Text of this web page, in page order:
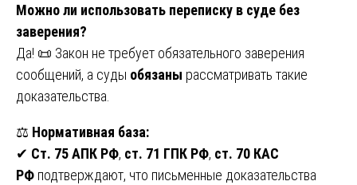
Можно ли использовать переписку в суде без
заверения?
Да! 📜 Закон не требует обязательного заверения
сообщений, а суды обязаны рассматривать такие
доказательства.
⚖ Нормативная база:
✔ Ст. 75 АПК РФ, ст. 71 ГПК РФ, ст. 70 КАС
РФ подтверждают, что письменные доказательства